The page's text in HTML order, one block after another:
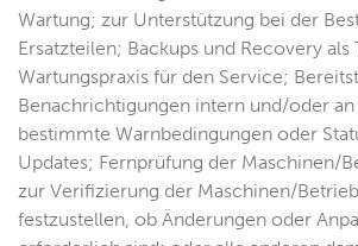
Wartung; zur Unterstützung bei der
Ersatzteilen; Backups und Recovery
Wartungspraxis für den Service;
Benachrichtigungen intern und/oder
bestimmte Warnbedingungen oder
Updates; Fernprüfung der Maschinen/
zur Verifizierung der Maschinen/
festzustellen, ob Änderungen oder